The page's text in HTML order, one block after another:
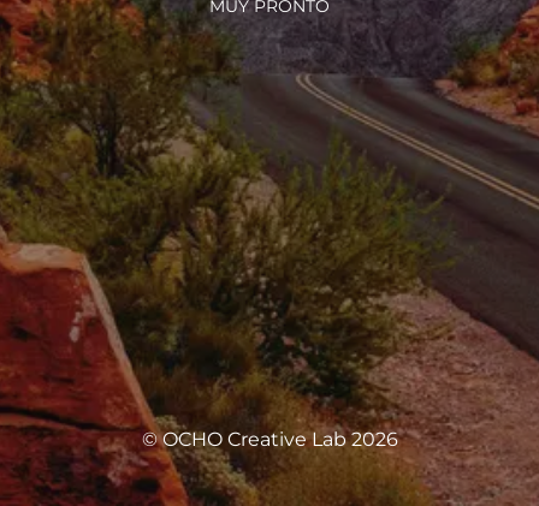
MUY PRONTO
© OCHO Creative Lab 2026